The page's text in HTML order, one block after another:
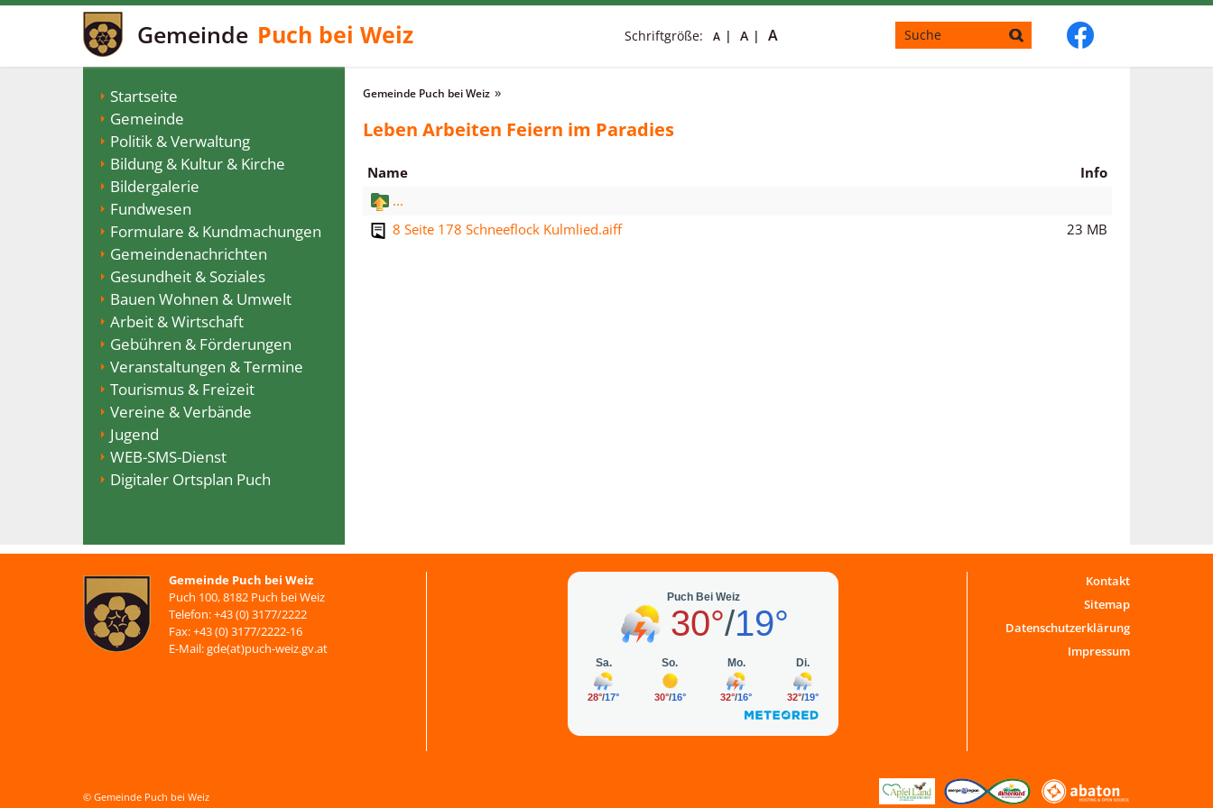
Gemeinde Puch bei Weiz Schriftgröße: A A A
Startseite
Gemeinde
Politik & Verwaltung
Bildung & Kultur & Kirche
Bildergalerie
Fundwesen
Formulare & Kundmachungen
Gemeindenachrichten
Gesundheit & Soziales
Bauen Wohnen & Umwelt
Arbeit & Wirtschaft
Gebühren & Förderungen
Veranstaltungen & Termine
Tourismus & Freizeit
Vereine & Verbände
Jugend
WEB-SMS-Dienst
Digitaler Ortsplan Puch
Gemeinde Puch bei Weiz
Leben Arbeiten Feiern im Paradies
Name
Info
...
8 Seite 178 Schneeflock Kulmlied.aiff
23 MB
Gemeinde Puch bei Weiz
Puch 100, 8182 Puch bei Weiz
Telefon: +43 (0) 3177/2222
Fax: +43 (0) 3177/2222-16
E-Mail: gde(at)puch-weiz.gv.at
Kontakt
Sitemap
Datenschutzerklärung
Impressum
© Gemeinde Puch bei Weiz